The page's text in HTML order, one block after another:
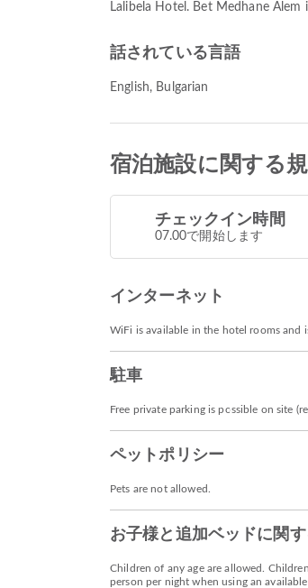
Lalibela Hotel. Bet Medhane
話されている言語
English, Bulgarian
宿泊施設に関する
チェックイン時間
07.00で開始します
インターネット
WiFi is available in the hotel rooms and
駐車
Free private parking is possible on site
ペットポリシー
Pets are not allowed.
お子様と追加ベッドに関
Children of any age are allowed.
person per night when using an